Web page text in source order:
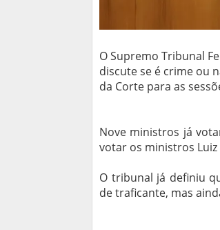
O Supremo Tribunal
discute se é crime ou
da Corte para as
Nove ministros já
votar os ministros Luiz
O tribunal já definiu
de traficante, mas